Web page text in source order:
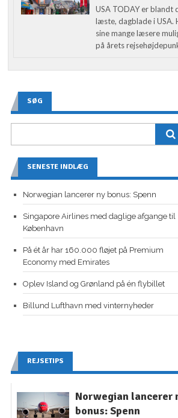
USA TODAY er blandt
læste, dagblade i USA.
sine mange læsere
på årets
SØG
SENESTE INDLÆG
Norwegian lancerer ny bonus: Spenn
Singapore Airlines med daglige afgange til
København
På ét år har 160.000 fløjet på Premium
Economy med Emirates
Oplev Island og Grønland på én flybillet
Billund Lufthavn med vinternyheder
REJSETIPS
Norwegian lancerer
bonus: Spenn